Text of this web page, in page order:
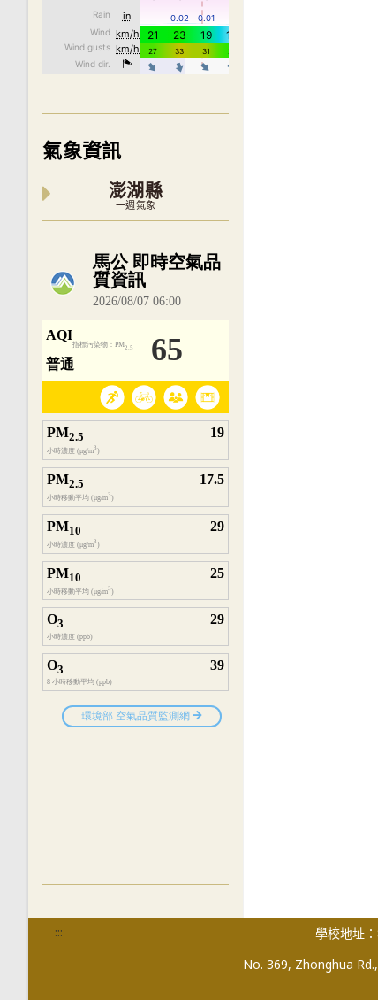
氣象資訊
澎湖縣
一週氣象
內嵌空氣品質小工具為視覺預覽，完整即
::: 學校地址
No. 369, Zhonghua